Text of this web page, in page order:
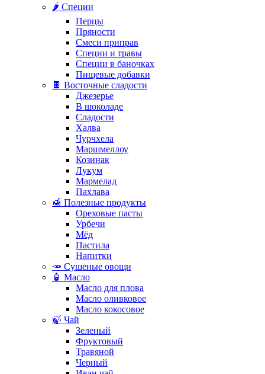
🌶️ Специи
Перцы
Пряности
Смеси приправ
Специи и травы
Специи в баночках
Пищевые добавки
🍫 Восточные сладости
Джезерье
В шоколаде
Сладости
Халва
Чурчхела
Маршмеллоу
Козинак
Лукум
Мармелад
Пахлава
🍯 Полезные продукты
Ореховые пасты
Урбечи
Мёд
Пастила
Напитки
🥕 Сушеные овощи
🧴 Масло
Масло для плова
Масло оливковое
Масло кокосовое
🍃 Чай
Зеленый
Фруктовый
Травяной
Черный